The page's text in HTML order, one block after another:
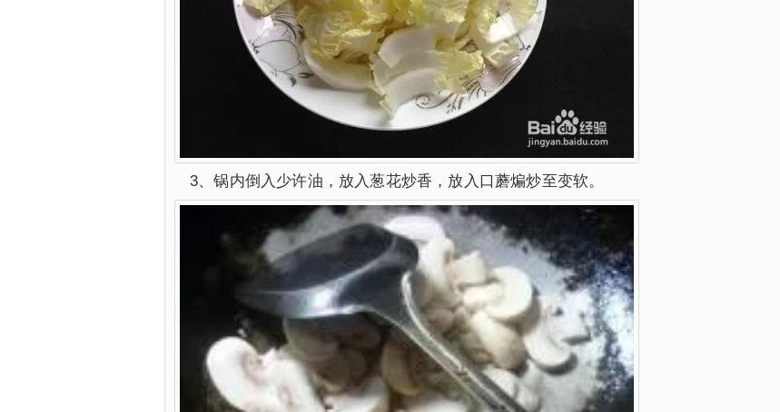
3、锅内倒入少许油，放入葱花炒香，放入口蘑煸炒至变软。